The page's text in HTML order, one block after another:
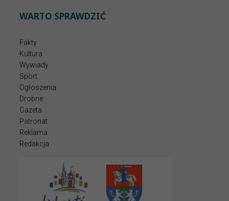
WARTO SPRAWDZIĆ
Fakty
Kultura
Wywiady
Sport
Ogłoszenia
Drobne
Gazeta
Patronat
Reklama
Redakcja